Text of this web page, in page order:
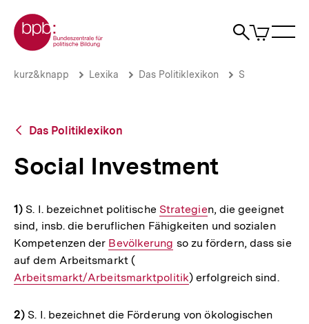
zum
Seiteninhalt
springen
Zur Startseite der bpb
Suche
Artikel
im
Social
Brotkrümelnavigation
Pfadnavigation
kurz&knapp Lexika Das Politiklexikon S
Zurück
Übersicht
Das Politiklexikon
Social Investment
1) S. I. bezeichnet politische Interner
Link:
Strategien, die geeignet
sind, insb. die beruflichen Fähigkeiten und sozialen
Kompetenzen der Interner
Link:
Bevölkerung so zu fördern, dass sie
auf dem Arbeitsmarkt (Interner
Link:
Arbeitsmarkt/Arbeitsmarktpolitik) erfolgreich sind.
2) S. I. bezeichnet die Förderung von ökologischen